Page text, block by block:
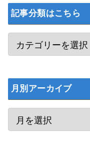
記事分類はこちら
月別アーカイブ